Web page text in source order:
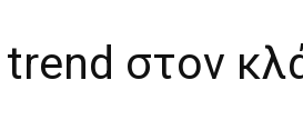
στον